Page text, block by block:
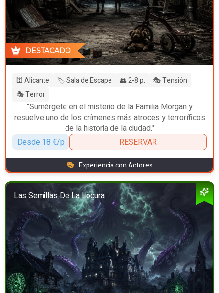
DESTACADO
🕍 Alicante 🏷️ Sala de Escape 👥 2-8 p.
🎭 Tensión
🎭 Terror
"Sumérgete en el misterio de la Familia Morgan y
resuelve uno de los crímenes más atroces y terroríficos
de la historia de la ciudad."
Desde 18 €/p
RESERVAR
Experiencia con Actores
Las Semillas De La Locura